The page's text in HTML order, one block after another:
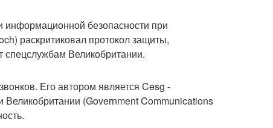
информационной безопасности при
раскритиковал протокол защиты,
спецслужбам Великобритании.
Его автором является Cesg -
Великобритании (Government Communications